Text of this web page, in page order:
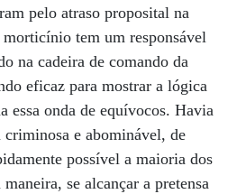
pelo atraso proposital na
tem um responsável
na cadeira de comando da
eficaz para mostrar a lógica
essa onda de equívocos. Havia
criminosa e abominável, de
possível a maioria dos
se alcançar a pretensa